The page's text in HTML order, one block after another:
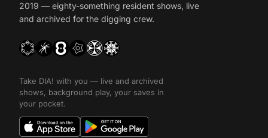
2019 — eighty-something resident shows, live
and archived for the digging crew.
Take DIA! with you — live and archived
shows, background play, your saves in
your pocket.